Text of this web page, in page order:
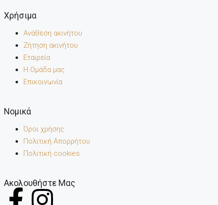
Χρήσιμα
Ανάθεση ακινήτου
Ζήτηση ακινήτου
Εταιρεία
Η Ομάδα μας
Επικοινωνία
Noμικά
Όροι χρήσης
Πολιτική Απορρήτου
Πολιτική cookies
Ακολουθήστε Μας